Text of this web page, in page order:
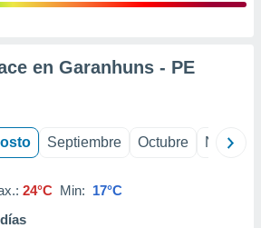
en Garanhuns - PE
Septiembre Octubre
24°C Min: 17°C
días